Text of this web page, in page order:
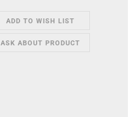
ADD TO WISH LIST
ASK ABOUT PRODUCT